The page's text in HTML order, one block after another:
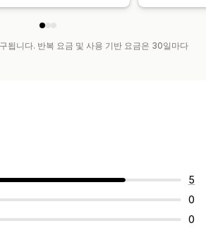
됩니다. 반복 요금 및 사용 기반 요금은 30일마다
5
0
0